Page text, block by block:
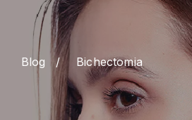
Blog / Bichectomia